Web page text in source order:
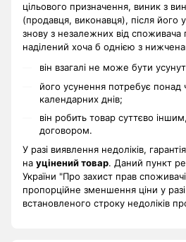
цільового призначення, виник з
(продавця, виконавця), після його
знову з незалежних від
наділений хоча б однією з
він взагалі не може бути
його усунення потребує понад
календарних днів;
він робить товар суттєво
договором.
У разі виявлення недоліків,
на уцінений товар. Даний пункт
України "Про захист прав
пропорційне зменшення ціни у
встановленого строку недоліків